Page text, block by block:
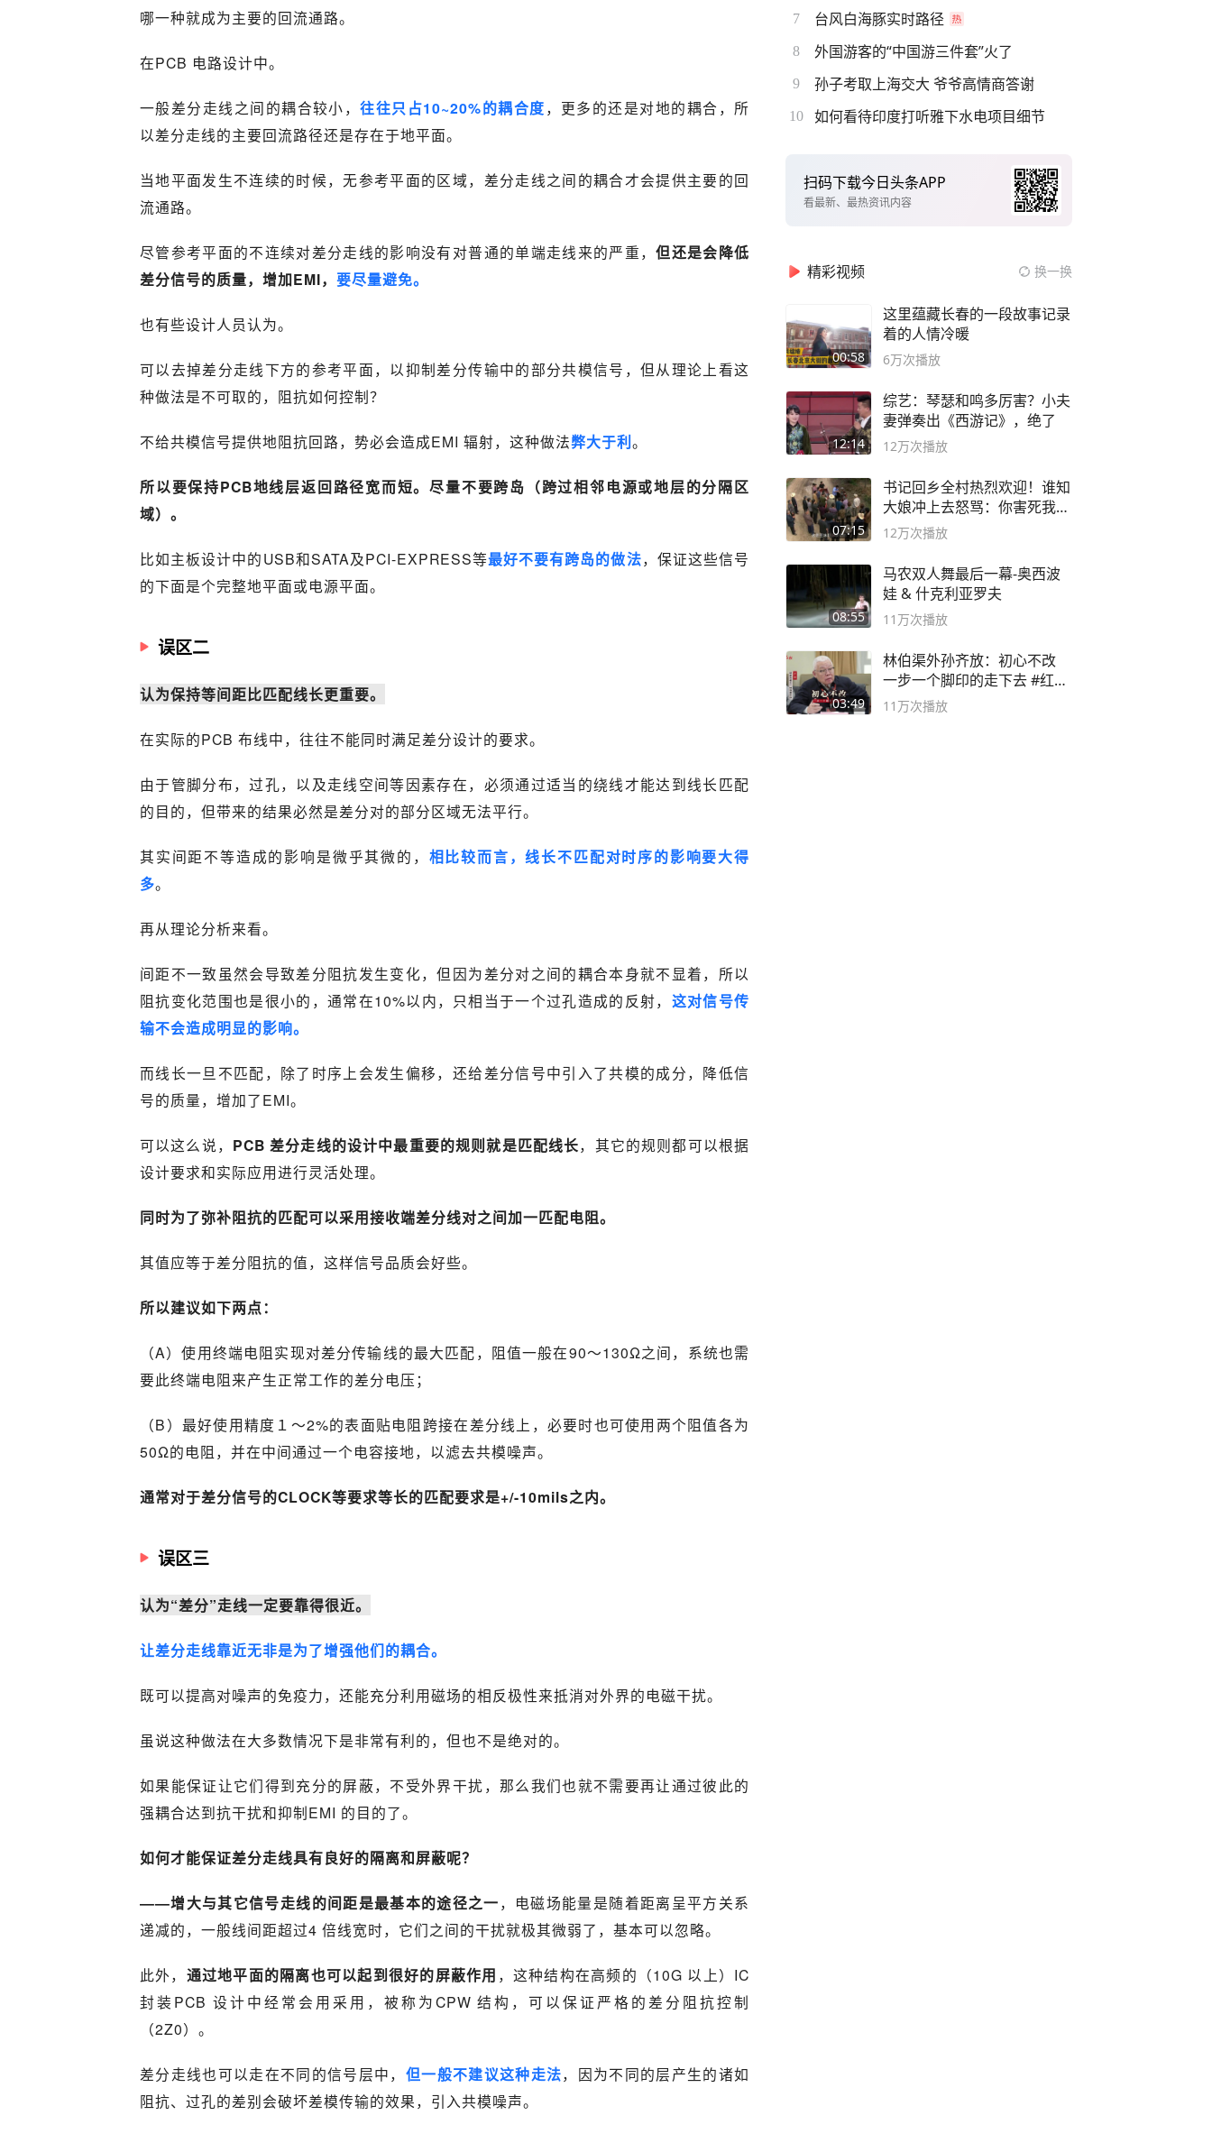
哪一种就成为主要的回流通路。
在PCB 电路设计中。
一般差分走线之间的耦合较小，往往只占10~20%的耦合度，更多的还是对地的耦合，所
以差分走线的主要回流路径还是存在于地平面。
当地平面发生不连续的时候，无参考平面的区域，差分走线之间的耦合才会提供主要的回
流通路。
尽管参考平面的不连续对差分走线的影响没有对普通的单端走线来的严重，但还是会降低
差分信号的质量，增加EMI， 要尽量避免。
也有些设计人员认为。
可以去掉差分走线下方的参考平面，以抑制差分传输中的部分共模信号，但从理论上看这
种做法是不可取的，阻抗如何控制？
不给共模信号提供地阻抗回路，势必会造成EMI 辐射，这种做法弊大于利。
所以要保持PCB地线层返回路径宽而短。尽量不要跨岛（跨过相邻电源或地层的分隔区
域）。
比如主板设计中的USB和SATA及PCI-EXPRESS等最好不要有跨岛的做法，保证这些信号
的下面是个完整地平面或电源平面。
误区二
认为保持等间距比匹配线长更重要。
在实际的PCB 布线中，往往不能同时满足差分设计的要求。
由于管脚分布，过孔，以及走线空间等因素存在，必须通过适当的绕线才能达到线长匹配
的目的，但带来的结果必然是差分对的部分区域无法平行。
其实间距不等造成的影响是微乎其微的， 相比较而言，线长不匹配对时序的影响要大得
多。
再从理论分析来看。
间距不一致虽然会导致差分阻抗发生变化，但因为差分对之间的耦合本身就不显着，所以
阻抗变化范围也是很小的，通常在10%以内，只相当于一个过孔造成的反射， 这对信号传
输不会造成明显的影响。
而线长一旦不匹配，除了时序上会发生偏移，还给差分信号中引入了共模的成分，降低信
号的质量，增加了EMI。
可以这么说， PCB 差分走线的设计中最重要的规则就是匹配线长，其它的规则都可以根据
设计要求和实际应用进行灵活处理。
同时为了弥补阻抗的匹配可以采用接收端差分线对之间加一匹配电阻。
其值应等于差分阻抗的值，这样信号品质会好些。
所以建议如下两点：
（A）使用终端电阻实现对差分传输线的最大匹配，阻值一般在90～130Ω之间，系统也需
要此终端电阻来产生正常工作的差分电压；
（B）最好使用精度１～2%的表面贴电阻跨接在差分线上，必要时也可使用两个阻值各为
50Ω的电阻，并在中间通过一个电容接地，以滤去共模噪声。
通常对于差分信号的CLOCK等要求等长的匹配要求是+/-10mils之内。
误区三
认为“差分”走线一定要靠得很近。
让差分走线靠近无非是为了增强他们的耦合。
既可以提高对噪声的免疫力，还能充分利用磁场的相反极性来抵消对外界的电磁干扰。
虽说这种做法在大多数情况下是非常有利的，但也不是绝对的。
如果能保证让它们得到充分的屏蔽，不受外界干扰，那么我们也就不需要再让通过彼此的
强耦合达到抗干扰和抑制EMI 的目的了。
如何才能保证差分走线具有良好的隔离和屏蔽呢？
——增大与其它信号走线的间距是最基本的途径之一，电磁场能量是随着距离呈平方关系
递减的，一般线间距超过4 倍线宽时，它们之间的干扰就极其微弱了，基本可以忽略。
此外， 通过地平面的隔离也可以起到很好的屏蔽作用 ，这种结构在高频的（10G 以上）IC
封装PCB 设计中经常会用采用，被称为CPW 结构，可以保证严格的差分阻抗控制
（2Z0）。
差分走线也可以走在不同的信号层中， 但一般不建议这种走法，因为不同的层产生的诸如
阻抗、过孔的差别会破坏差模传输的效果，引入共模噪声。
7 台风白海豚实时路径
8 外国游客的“中国游三件套”火了
9 孙子考取上海交大 爷爷高情商答谢
10 如何看待印度打听雅下水电项目细节
扫码下载今日头条APP
看最新、最热资讯内容
精彩视频 换一换
00:58
这里蕴藏长春的一段故事记录
着的人情冷暖
6万次播放
12:14
综艺：琴瑟和鸣多厉害？小夫
妻弹奏出《西游记》，绝了
12万次播放
07:15
书记回乡全村热烈欢迎！谁知
大娘冲上去怒骂：你害死我儿
子
12万次播放
08:55
马农双人舞最后一幕-奥西波
娃 & 什克利亚罗夫
11万次播放
03:49
林伯渠外孙齐放：初心不改
一步一个脚印的走下去 #红船
论坛
11万次播放